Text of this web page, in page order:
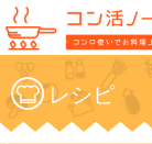
レシピ